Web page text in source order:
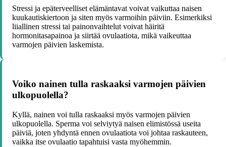
Stressi ja epäterveelliset elämäntavat voivat vaikuttaa naisen
kuukautiskiertoon ja siten myös varmoihin päiviin. Esimerkiksi
liiallinen stressi tai painonvaihtelut voivat häiritä
hormonitasapainoa ja siirtää ovulaatiota, mikä vaikeuttaa
varmojen päivien laskemista.
Voiko nainen tulla raskaaksi varmojen päivien
ulkopuolella?
Kyllä, nainen voi tulla raskaaksi myös varmojen päivien
ulkopuolella. Sperma voi selviytyä naisen elimistössä useita
päiviä, joten yhdyntä ennen ovulaatiota voi johtaa raskauteen,
vaikka itse ovulaatio tapahtuisi vasta myöhemmin.